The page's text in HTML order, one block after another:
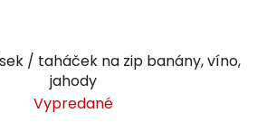
/ taháček na zip banány, víno,
jahody
Vypredané